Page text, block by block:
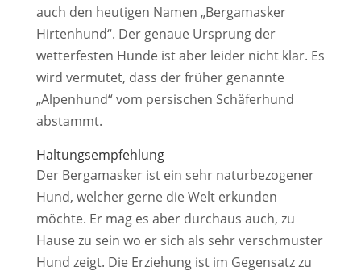
auch den heutigen Namen „Bergamasker
Hirtenhund“. Der genaue Ursprung der
wetterfesten Hunde ist aber leider nicht klar. Es
wird vermutet, dass der früher genannte
„Alpenhund“ vom persischen Schäferhund
abstammt.
Haltungsempfehlung
Der Bergamasker ist ein sehr naturbezogener
Hund, welcher gerne die Welt erkunden
möchte. Er mag es aber durchaus auch, zu
Hause zu sein wo er sich als sehr verschmuster
Hund zeigt. Die Erziehung ist im Gegensatz zu